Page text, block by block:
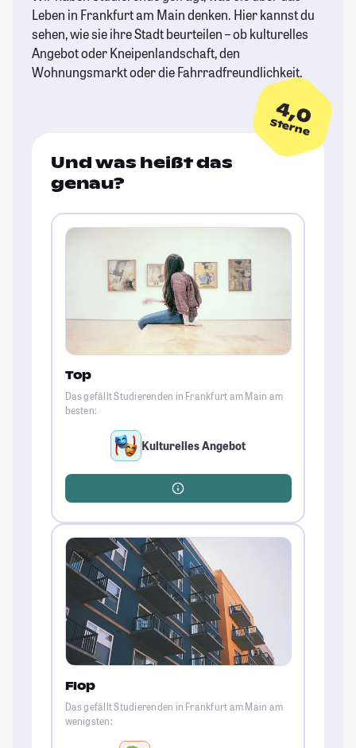
Leben in Frankfurt am Main denken. Hier kannst du
sehen, wie sie ihre Stadt beurteilen – ob kulturelles
Angebot oder Kneipenlandschaft, den
Wohnungsmarkt oder die Fahrradfreundlichkeit.
4,0
Sterne
Und was heißt das
genau?
Top
Das gefällt Studierenden in Frankfurt am Main am
besten:
Kulturelles Angebot
Flop
Das gefällt Studierenden in Frankfurt am Main am
wenigsten: